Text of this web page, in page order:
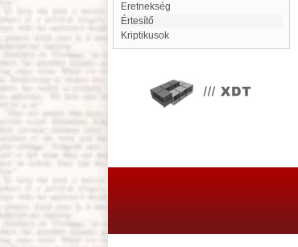
eretnekség
Értesítő
Kriptikusok